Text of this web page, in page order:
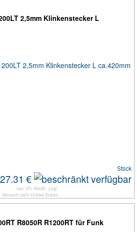
2,5mm Klinkenstecker L
Stück
27.31 €
inkl. 0% MwSt. zzgl.
Versand nach United States
R8050R R1200RT für Funk